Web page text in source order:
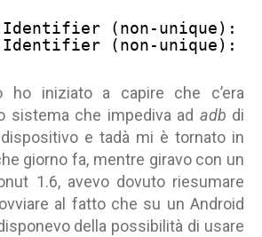
Identifier (non-unique):
Identifier (non-unique):
ho iniziato a capire che c’era
sistema che impediva ad adb di
e tadà mi è tornato in
giorno fa, mentre giravo con un
1.6, avevo dovuto riesumare
al fatto che su un Android
della possibilità di usare